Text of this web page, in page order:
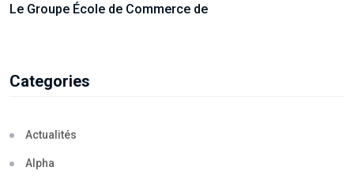
Le Groupe École de Commerce de
Categories
Actualités
Alpha